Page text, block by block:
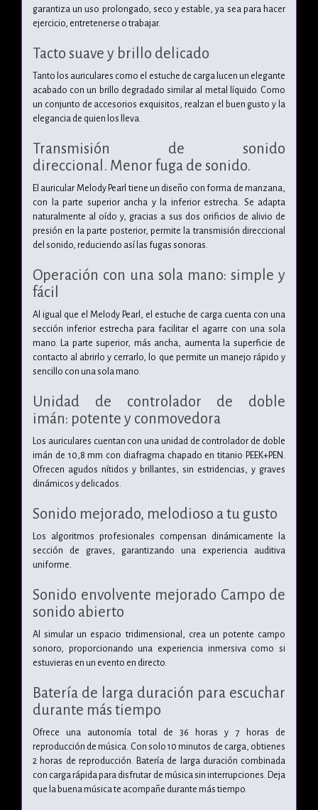
garantiza un uso prolongado, seco y estable, ya sea para hacer
ejercicio, entretenerse o trabajar.
Tacto suave y brillo delicado
Tanto los auriculares como el estuche de carga lucen un elegante
acabado con un brillo degradado similar al metal líquido. Como
un conjunto de accesorios exquisitos, realzan el buen gusto y la
elegancia de quien los lleva.
Transmisión de sonido
direccional. Menor fuga de sonido.
El auricular Melody Pearl tiene un diseño con forma de manzana,
con la parte superior ancha y la inferior estrecha. Se adapta
naturalmente al oído y, gracias a sus dos orificios de alivio de
presión en la parte posterior, permite la transmisión direccional
del sonido, reduciendo así las fugas sonoras.
Operación con una sola mano: simple y
fácil
Al igual que el Melody Pearl, el estuche de carga cuenta con una
sección inferior estrecha para facilitar el agarre con una sola
mano. La parte superior, más ancha, aumenta la superficie de
contacto al abrirlo y cerrarlo, lo que permite un manejo rápido y
sencillo con una sola mano.
Unidad de controlador de doble
imán: potente y conmovedora
Los auriculares cuentan con una unidad de controlador de doble
imán de 10,8 mm con diafragma chapado en titanio PEEK+PEN.
Ofrecen agudos nítidos y brillantes, sin estridencias, y graves
dinámicos y delicados.
Sonido mejorado, melodioso atu gusto
Los algoritmos profesionales compensan dinámicamente la
sección de graves, garantizando una experiencia auditiva
uniforme.
Sonido envolvente mejorado Campo de
sonido abierto
Al simular un espacio tridimensional, crea un potente campo
sonoro, proporcionando una experiencia inmersiva como si
estuvieras en un evento en directo.
Batería de larga duración para escuchar
durante más tiempo
Ofrece una autonomía total de 36 horas y 7 horas de
reproducción de música. Con solo 10 minutos de carga, obtienes
2 horas de reproducción. Batería de larga duración combinada
con carga rápida para disfrutar de música sin interrupciones. Deja
que la buena música te acompañe durante más tiempo.